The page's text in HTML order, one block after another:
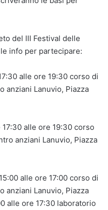
del III Festival delle
info per partecipare:
alle ore 19:30 corso di
anziani Lanuvio, Piazza
17:30 alle ore 19:30 corso
anziani Lanuvio, Piazza
alle ore 17:00 corso di
anziani Lanuvio, Piazza
alle ore 17:30 laboratorio